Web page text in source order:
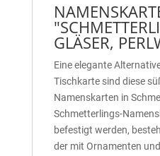
GLÄSER,
Eine elegante
Tischkarte sind diese
Namenskarten in
Schmetterlings-
befestigt werden,
der mit Ornamenten